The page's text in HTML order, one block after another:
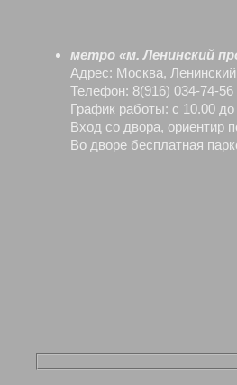
метро «м. Ленинский
Адрес: Москва, Ленинский
Телефон: 8(916) 034-74-56
График работы: с 10.00
Вход со двора, ориентир
Во дворе бесплатная